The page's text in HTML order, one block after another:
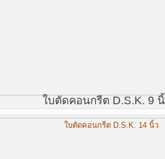
ใบตัดคอนกรีต D.S.K. 9